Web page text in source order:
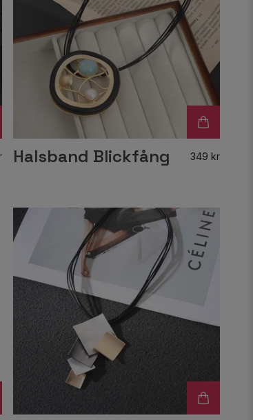
Halsband Blickfång 349 kr